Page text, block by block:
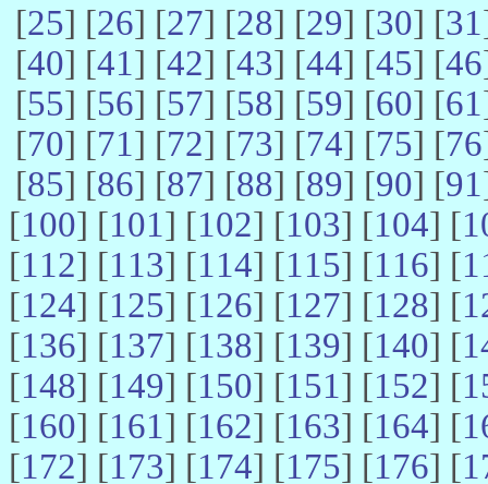
[25] [26] [27] [28] [29] [30] [31
[40] [41] [42] [43] [44] [45] [46
[55] [56] [57] [58] [59] [60] [61
[70] [71] [72] [73] [74] [75] [76
[85] [86] [87] [88] [89] [90] [91
[100] [101] [102] [103] [104] [
[112] [113] [114] [115] [116] [
[124] [125] [126] [127] [128] [
[136] [137] [138] [139] [140] [
[148] [149] [150] [151] [152] [
[160] [161] [162] [163] [164] [
[172] [173] [174] [175] [176] [